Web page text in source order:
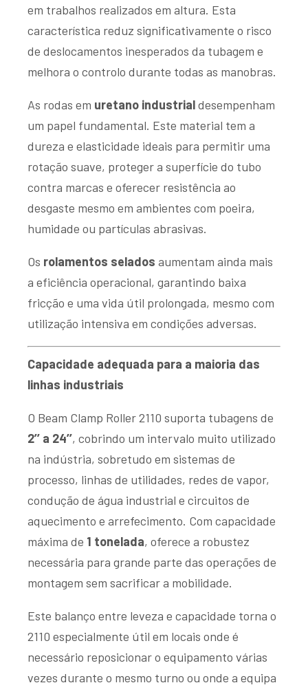
em trabalhos realizados em altura. Esta
característica reduz significativamente o risco
de deslocamentos inesperados da tubagem e
melhora o controlo durante todas as manobras.
As rodas em uretano industrialdesempenham
um papel fundamental. Este material tem a
dureza e elasticidade ideais para permitir uma
rotação suave, proteger a superfície do tubo
contra marcas e oferecer resistência ao
desgaste mesmo em ambientes com poeira,
humidade ou partículas abrasivas.
Os rolamentos selados aumentam ainda mais
a eficiência operacional, garantindo baixa
fricção e uma vida útil prolongada, mesmo com
utilização intensiva em condições adversas.
Capacidade adequada para a maioria das
linhas industriais
O Beam Clamp Roller 2110 suporta tubagens de
2’’ a 24’’, cobrindo um intervalo muito utilizado
na indústria, sobretudo em sistemas de
processo, linhas de utilidades, redes de vapor,
condução de água industrial e circuitos de
aquecimento e arrefecimento. Com capacidade
máxima de 1 tonelada, oferece a robustez
necessária para grande parte das operações de
montagem sem sacrificar a mobilidade.
Este balanço entre leveza e capacidade torna o
2110 especialmente útil em locais onde é
necessário reposicionar o equipamento várias
vezes durante o mesmo turno ou onde a equipa